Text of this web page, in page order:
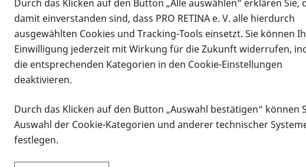
Infomaterial
Infomaterial
Durch das Klicken auf den Button „Alle auswählen“ erklären Sie,
damit einverstanden sind, dass PRO RETINA e. V. alle hierdurch
ausgewählten Cookies und Tracking-Tools einsetzt. Sie können
Einwilligung jederzeit mit Wirkung für die Zukunft widerrufen,
die entsprechenden Kategorien in den Cookie-Einstellungen
deaktivieren.
Durch das Klicken auf den Button „Auswahl bestätigen“ können
Auswahl der Cookie-Kategorien und anderer technischer
festlegen.